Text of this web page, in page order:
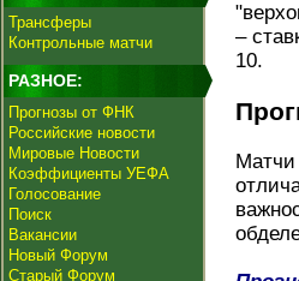
Трансферы
Контрольные матчи
РАЗНОЕ:
Прогнозы от ФНК
Российские новости
Мировые Новости
Коэффициенты УЕФА
Голосование
Поиск
Вакансии
Новый Форум
Старый Форум
–
10.